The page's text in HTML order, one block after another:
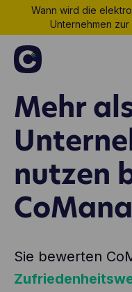
Wann wird die
Unternehmen zur
Mehr
nutzen
Sie bewerten